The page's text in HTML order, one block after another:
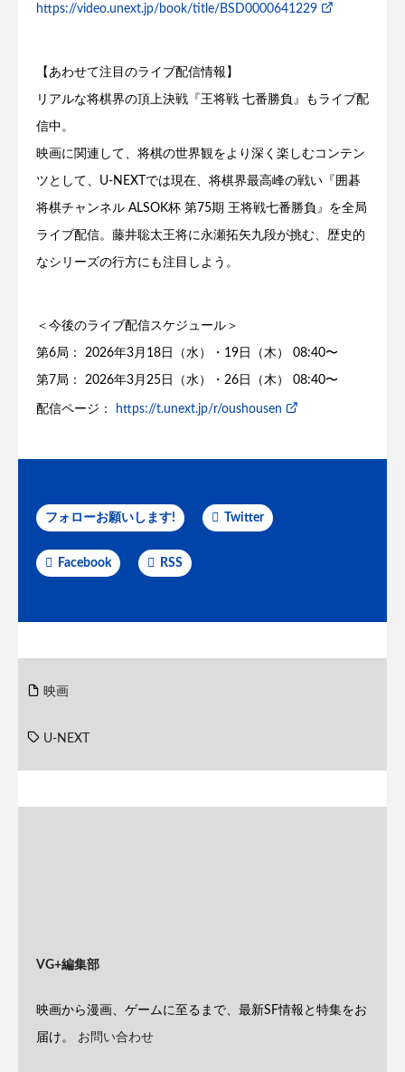
https://video.unext.jp/book/title/BSD0000641229
【あわせて注目のライブ配信情報】
リアルな将棋界の頂上決戦『王将戦 七番勝負』もライブ配
信中。
映画に関連して、将棋の世界観をより深く楽しむコンテン
ツとして、U-NEXTでは現在、将棋界最高峰の戦い『囲碁
将棋チャンネル ALSOK杯 第75期 王将戦七番勝負』を全局
ライブ配信。藤井聡太王将に永瀬拓矢九段が挑む、歴史的
なシリーズの行方にも注目しよう。
＜今後のライブ配信スケジュール＞
第6局： 2026年3月18日（水）・19日（木） 08:40〜
第7局： 2026年3月25日（水）・26日（木） 08:40〜
配信ページ： https://t.unext.jp/r/oushousen
フォローお願いします! Twitter
Facebook RSS
映画
U-NEXT
VG+編集部
映画から漫画、ゲームに至るまで、最新SF情報と特集をお
届け。 お問い合わせ